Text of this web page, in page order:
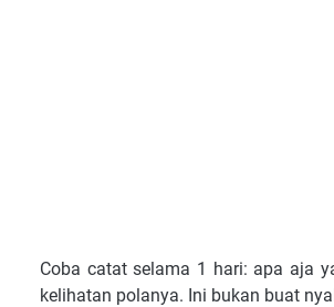
Coba catat selama 1 hari: apa aja
kelihatan polanya. Ini bukan buat